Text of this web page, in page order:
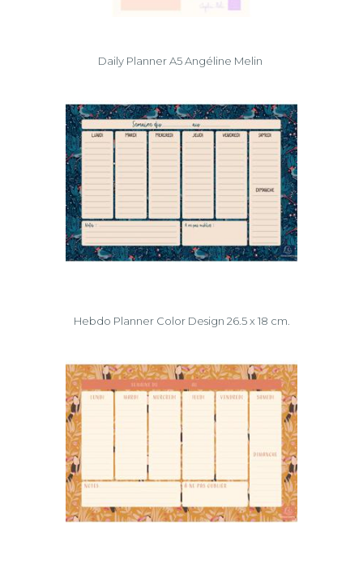
Daily Planner A5 Angéline Melin
Hebdo Planner Color Design 26.5 x 18 cm.